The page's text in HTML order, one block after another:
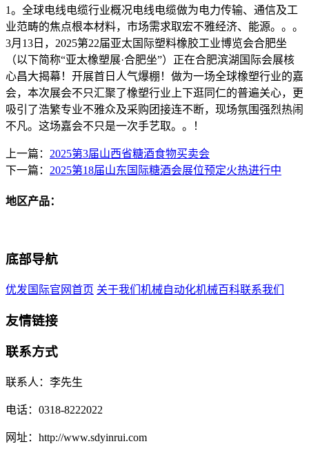
1。全球电线电缆行业概况电线电缆做为电力传输、通信及工
业范畴的焦点根本材料，市场需求取宏不雅经济、能源。。。
3月13日，2025第22届亚太国际塑料橡胶工业博览会合肥坐
（以下简称“亚太橡塑展·合肥坐”）正在合肥滨湖国际会展核
心昌大揭幕！开展首日人气爆棚！做为一场全球橡塑行业的嘉
会，本次展会不只汇聚了橡塑行业上下逛同仁的普遍关心，更
吸引了浩繁专业不雅众及采购团接连不断，现场氛围强烈热闹
不凡。这场嘉会不只是一次手艺取。。！
上一篇： 2025第3届山西省糖酒食物买卖会
下一篇： 2025第18届山东国际糖酒会展位预定火热进行中
地区产品：
底部导航
优发国际官网首页 关于我们 机械自动化机械百科联系我们
友情链接
联系方式
联系人：李先生
电话：0318-8222022
网址：http://www.sdyinrui.com